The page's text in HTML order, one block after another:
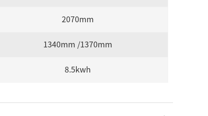
2070mm
1340mm /1370mm
8.5kwh